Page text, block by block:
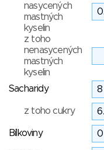
nasycených
mastných
kyselin
z toho
nenasycených
mastných
kyselin
Sacharidy
z toho cukry
Bílkoviny